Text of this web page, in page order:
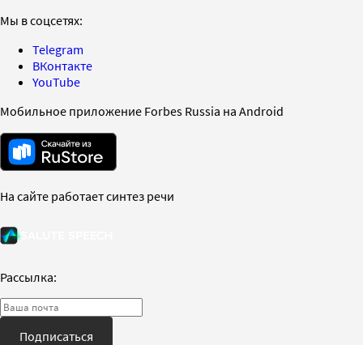
Мы в соцсетях:
Telegram
ВКонтакте
YouTube
Мобильное приложение Forbes Russia на Android
На сайте работает синтез речи
Рассылка:
Подписаться